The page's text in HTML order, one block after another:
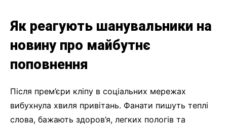
Як реагують шанувальники на
новину про майбутнє
поповнення
Після прем’єри кліпу в соціальних мережах
вибухнула хвиля привітань. Фанати пишуть теплі
слова, бажають здоров’я, легких пологів та